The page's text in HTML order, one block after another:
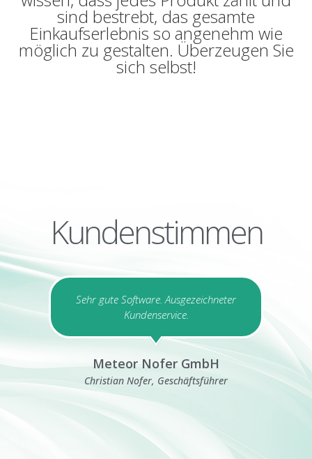
sind bestrebt, das gesamte
Einkaufserlebnis so angenehm wie
möglich zu gestalten. Überzeugen Sie
sich selbst!
Kundenstimmen
Sehr gute Software. Ausgezeichneter
Kundenservice.
Meteor Nofer GmbH
Christian Nofer, Geschäftsführer